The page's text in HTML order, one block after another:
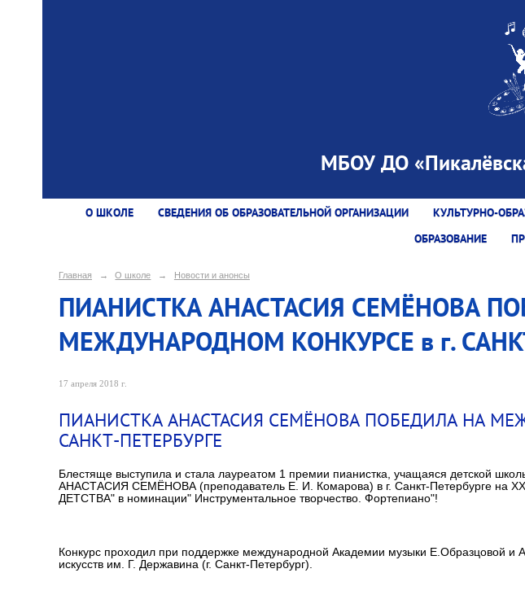
МБОУ ДО
О ШКОЛЕ СВЕДЕНИЯ ОБ ОБРАЗОВАТЕЛЬНОЙ ОРГАНИЗАЦИИ КУЛЬТУРНО-
ОБРАЗОВАНИЕ
Главная → О школе → Новости и анонсы
ПИАНИСТКА АНАСТАСИЯ СЕМЁНОВА
МЕЖДУНАРОДНОМ КОНКУРСЕ в г.
17 апреля 2018 г.
ПИАНИСТКА АНАСТАСИЯ СЕМЁНОВА ПОБЕДИЛА НА
САНКТ-ПЕТЕРБУРГЕ
Блестяще выступила и стала лауреатом 1 премии пианистка, учащаяся детской
АНАСТАСИЯ СЕМЁНОВА (преподаватель Е. И. Комарова) в г. Санкт-Петербурге на
ДЕТСТВА" в номинации" Инструментальное творчество. Фортепиано"!
Конкурс проходил при поддержке международной Академии музыки Е.Образцовой и
искусств им. Г. Державина (г. Санкт-Петербург).